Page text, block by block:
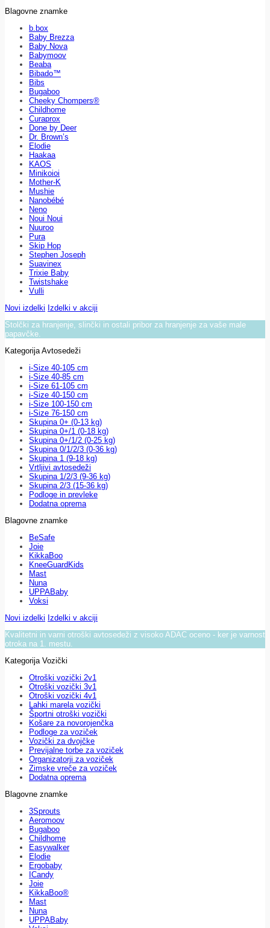
Blagovne znamke
b.box
Baby Brezza
Baby Nova
Babymoov
Beaba
Bibado™
Bibs
Bugaboo
Cheeky Chompers®
Childhome
Curaprox
Done by Deer
Dr. Brown’s
Elodie
Haakaa
KAOS
Minikoioi
Mother-K
Mushie
Nanobébé
Neno
Noui Noui
Nuuroo
Pura
Skip Hop
Stephen Joseph
Suavinex
Trixie Baby
Twistshake
Vulli
Novi izdelki Izdelki v akciji
Stolčki za hranjenje, slinčki in ostali pribor za hranjenje za vaše male
papavčke.
Kategorija Avtosedeži
i-Size 40-105 cm
i-Size 40-85 cm
i-Size 61-105 cm
i-Size 40-150 cm
i-Size 100-150 cm
i-Size 76-150 cm
Skupina 0+ (0-13 kg)
Skupina 0+/1 (0-18 kg)
Skupina 0+/1/2 (0-25 kg)
Skupina 0/1/2/3 (0-36 kg)
Skupina 1 (9-18 kg)
Vrtljivi avtosedeži
Skupina 1/2/3 (9-36 kg)
Skupina 2/3 (15-36 kg)
Podloge in prevleke
Dodatna oprema
Blagovne znamke
BeSafe
Joie
KikkaBoo
KneeGuardKids
Mast
Nuna
UPPABaby
Voksi
Novi izdelki Izdelki v akciji
Kvalitetni in varni otroški avtosedeži z visoko ADAC oceno - ker je varnost
otroka na 1. mestu.
Kategorija Vozički
Otroški vozički 2v1
Otroški vozički 3v1
Otroški vozički 4v1
Lahki marela vozički
Športni otroški vozički
Košare za novorojenčka
Podloge za voziček
Vozički za dvojčke
Previjalne torbe za voziček
Organizatorji za voziček
Zimske vreče za voziček
Dodatna oprema
Blagovne znamke
3Sprouts
Aeromoov
Bugaboo
Childhome
Easywalker
Elodie
Ergobaby
ICandy
Joie
KikkaBoo®
Mast
Nuna
UPPABaby